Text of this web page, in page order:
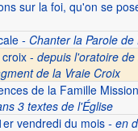
sur la foi, qu'on se
- Chanter la Parole de
- depuis l'oratoire
de la Vraie Croix
de la Famille
3 textes de l'Église
vendredi du mois- en